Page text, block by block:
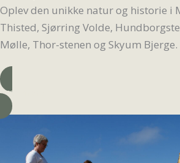
Oplev den unikke natur og historie i
Thisted, Sjørring Volde,
Mølle, Thor-stenen og Skyum Bjerge.
Læs mere